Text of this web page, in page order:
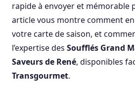
rapide à envoyer et mémorable
article vous montre comment
votre carte de saison, et
l’expertise des Soufflés Grand
Saveurs de René, disponibles
Transgourmet.